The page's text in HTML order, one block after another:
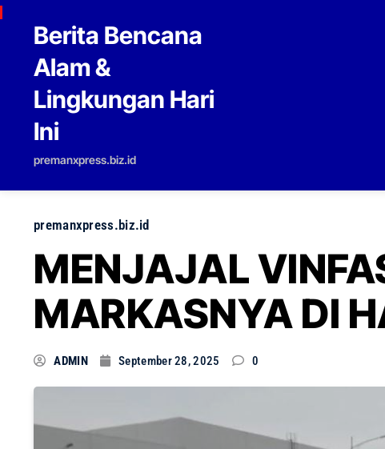
Skip to content
Berita Bencana
Alam &
Lingkungan Hari
Ini
premanxpress.biz.id
premanxpress.biz.id
MENJAJAL
MARKASNYA DI
ADMIN September 28, 2025 0